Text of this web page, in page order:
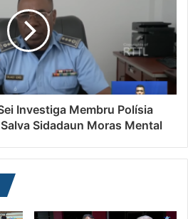
Investiga Membru Polísia
Salva Sidadaun Moras Mental